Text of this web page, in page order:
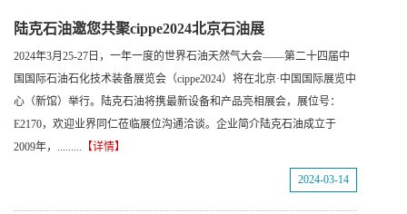
陆克石油邀您共聚cippe2024北京石油展
2024年3月25-27日，一年一度的世界石油天然气大会——第二十四届中
国国际石油石化技术装备展览会（cippe2024）将在北京·中国国际展览中
心（新馆）举行。陆克石油将携最新设备和产品亮相展会，展位号：
E2170，欢迎业界同仁莅临展位沟通洽谈。企业简介陆克石油成立于
2009年，......... 【详情】
2024-03-14